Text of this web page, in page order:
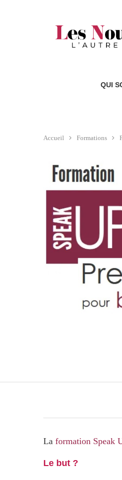
QUI
Accueil Formations
La formation Speak
Le but ?